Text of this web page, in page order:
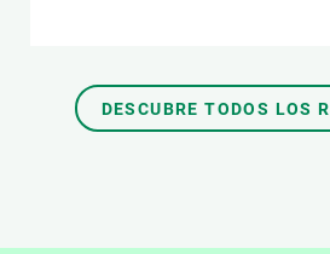
DESCUBRE TODOS LOS